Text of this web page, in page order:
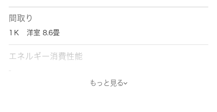
間取り
1Ｋ 洋室 8.6畳
エネルギー消費性能
-
もっと見る